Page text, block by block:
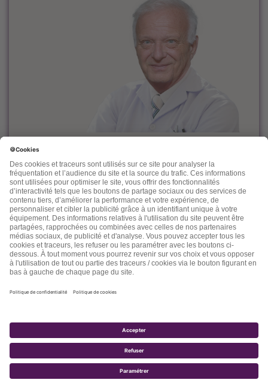
Le docteur Dominique Rueff, diplômé Universitaire de
Cancérologie, est, depuis des années un fervent défenseur
de la prévention et de l'accompagnement nutritionnel et
environnemental des maladies liées à l'âge.
Désireux de découvrir d'autres thérapeutiques et d'en
mesurer les effets, il n'hésite pas à s'ouvrir vers d'autres
connaissances comme la médecine chinoise, l'homéopathie,
la phytothérapie et quelques autres. Dans ses "lettres" il
nous fait partager son expérience, ses connaissances, ses
espoirs et parfois ses doutes.
2017 - TOTALE SANTÉ SA - TOUS DROITS RÉSERVÉS